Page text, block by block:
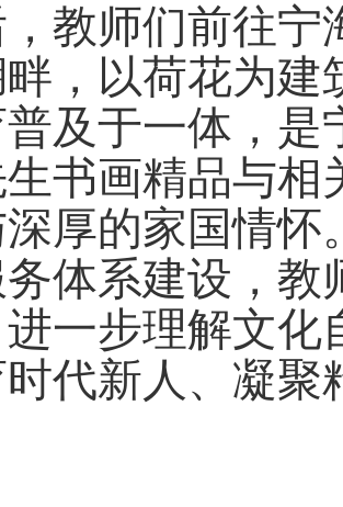
，教师们前往
，以荷花为建
及于一体，是
书画精品与相
厚的家国情怀
体系建设，教
一步理解文化
代新人、凝聚